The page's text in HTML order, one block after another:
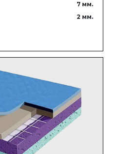
7 мм.
2 мм.